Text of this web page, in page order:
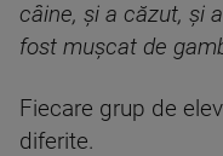
câine, și a căzut, și
fost mușcat de
Fiecare grup de
diferite.